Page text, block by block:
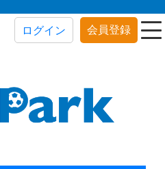
ログイン 会員登録